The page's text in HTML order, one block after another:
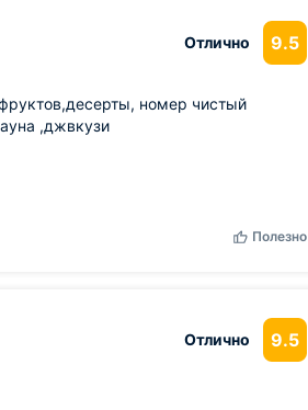
Отлично 9.5
номер чистый
,джвкузи
Полезно
Отлично 9.5